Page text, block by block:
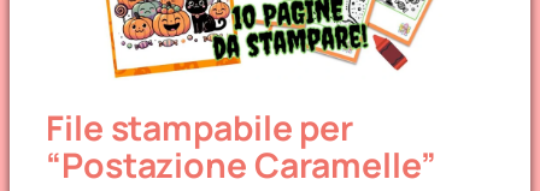
File stampabile per
“Postazione Caramelle”